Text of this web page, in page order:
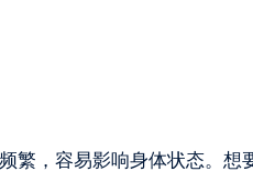
繁，容易影响身体状态。